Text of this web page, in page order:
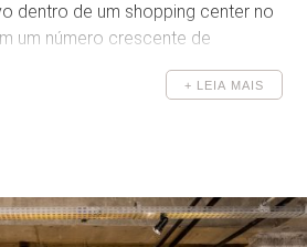
dentro de um shopping center no
um número crescente de
oportunidade da renovação do
demanda por crescimento e
a planta,e retirado o
+ LEIA MAIS